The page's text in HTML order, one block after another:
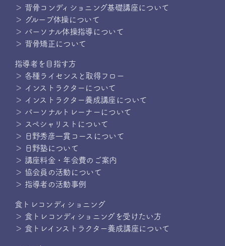
＞ 背骨コンディショニング基礎講座について
＞ グループ体操について
＞ パーソナル体操指導について
＞ 背骨矯正について
指導者を目指す方
＞ 各種ライセンスと取得フロー
＞ インストラクターについて
＞ インストラクター養成講座について
＞ パーソナルトレーナーについて
＞ スペシャリストについて
＞ 日野秀彦一貫コースについて
＞ 日野塾について
＞ 講座料金・年会費のご案内
＞ 協会員の活動について
＞ 指導者の活動事例
食トレコンディショニング
＞ 食トレコンディショニングを受けたい方
＞ 食トレインストラクター養成講座について